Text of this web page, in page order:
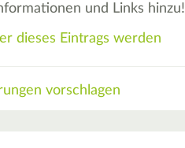
und Links hinzu!
dieses Eintrags werden
vorschlagen